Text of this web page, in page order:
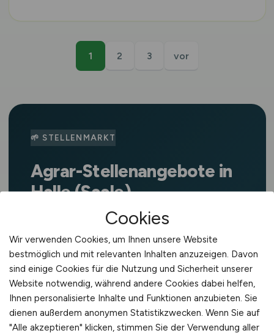
1 2 3 vor
🌱 STELLENMARKT
Agrar-Stellenangebote in
Halle (Saale)
Rund um Halle (Saale) ist die
Landwirtschaft ein wichtiger
Wirtschaftszweig. Die Region in Sachsen-
Anhalt ist bekannt für Ackerbau,
Zuckerrübenanbau und
Großflächenlandwirtschaft. Auf
AGRAR.JOBS findest du täglich
Cookies
Wir verwenden Cookies, um Ihnen unsere Website
bestmöglich und mit relevanten Inhalten anzuzeigen. Davon
sind einige Cookies für die Nutzung und Sicherheit unserer
Website notwendig, während andere Cookies dabei helfen,
Ihnen personalisierte Inhalte und Funktionen anzubieten. Sie
dienen außerdem anonymen Statistikzwecken. Wenn Sie auf
"Alle akzeptieren" klicken, stimmen Sie der Verwendung aller